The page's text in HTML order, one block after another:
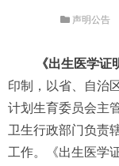
声明公告
《出生医学证
印制，以省、自治
计划生育委员会主
卫生行政部门负责
工作。《出生医学